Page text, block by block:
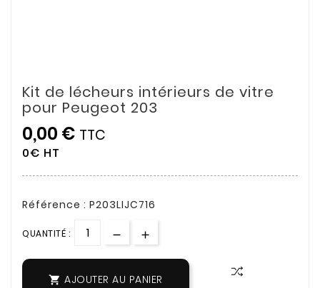
Kit de lécheurs intérieurs de vitre
pour Peugeot 203
0,00 € TTC
0€ HT
Référence : P203LIJC716
QUANTITÉ :
 AJOUTER AU PANIER